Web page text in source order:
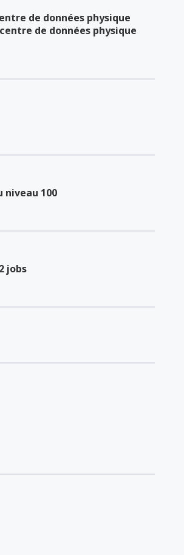
de données physique
de données physique
niveau 100
jobs